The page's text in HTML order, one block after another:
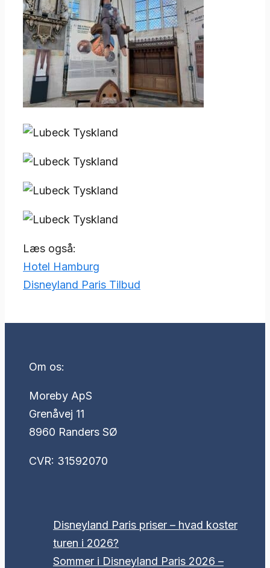
Læs også:
Hotel Hamburg
Disneyland Paris Tilbud
Om os:
Moreby ApS
Grenåvej 11
8960 Randers SØ
CVR: 31592070
Disneyland Paris priser – hvad koster
turen i 2026?
Sommer i Disneyland Paris 2026 –